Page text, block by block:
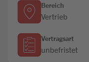
Bereich
Vertrieb
Vertragsart
unbefristet